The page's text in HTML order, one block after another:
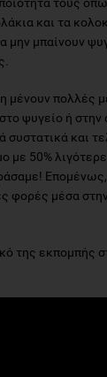
και τα
μην μπαίνουν
μένουν πολλές
ψυγείο ή στην
συστατικά και
με 50%
Επομένως,
φορές μέσα
της εκπομπής